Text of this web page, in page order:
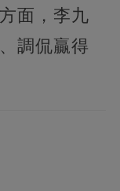
面，李九
調侃贏得